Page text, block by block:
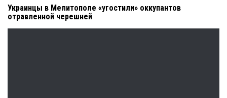
Украинцы в Мелитополе «угостили» оккупантов
отравленной черешней